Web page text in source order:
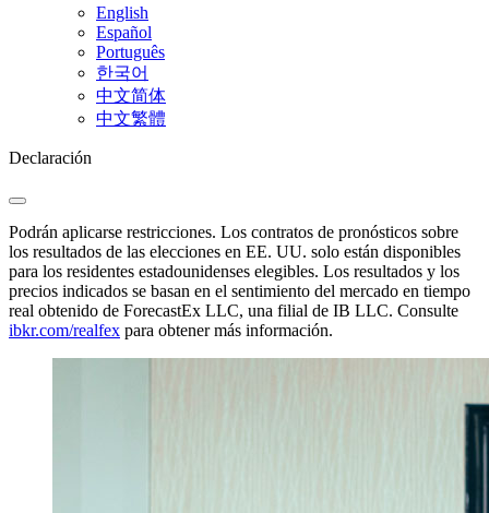
English
Español
Português
한국어
中文简体
中文繁體
Declaración
Podrán aplicarse restricciones. Los contratos de pronósticos sobre
los resultados de las elecciones en EE. UU. solo están disponibles
para los residentes estadounidenses elegibles. Los resultados y los
precios indicados se basan en el sentimiento del mercado en tiempo
real obtenido de ForecastEx LLC, una filial de IB LLC. Consulte
ibkr.com/realfex para obtener más información.